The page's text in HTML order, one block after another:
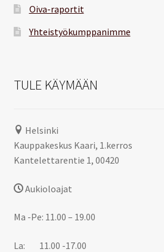
Oiva-raportit
Yhteistyökumppanimme
TULE KÄYMÄÄN
Helsinki
Kauppakeskus Kaari, 1.kerros
Kantelettarentie 1, 00420
Aukioloajat
Ma -Pe: 11.00 – 19.00
La: 11.00 -17.00